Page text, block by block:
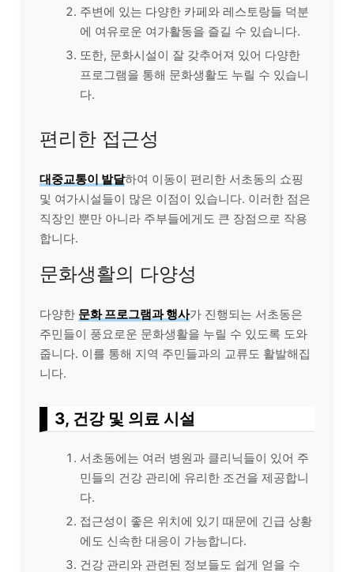
주변에 있는 다양한 카페와 레스토랑들 덕분
에 여유로운 여가활동을 즐길 수 있습니다.
또한, 문화시설이 잘 갖추어져 있어 다양한
프로그램을 통해 문화생활도 누릴 수 있습니
다.
편리한 접근성
대중교통이 발달하여 이동이 편리한 서초동의 쇼핑
및 여가시설들이 많은 이점이 있습니다. 이러한 점은
직장인 뿐만 아니라 주부들에게도 큰 장점으로 작용
합니다.
문화생활의 다양성
다양한 문화 프로그램과 행사가 진행되는 서초동은
주민들이 풍요로운 문화생활을 누릴 수 있도록 도와
줍니다. 이를 통해 지역 주민들과의 교류도 활발해집
니다.
3, 건강 및 의료 시설
서초동에는 여러 병원과 클리닉들이 있어 주
민들의 건강 관리에 유리한 조건을 제공합니
다.
접근성이 좋은 위치에 있기 때문에 긴급 상황
에도 신속한 대응이 가능합니다.
건강 관리와 관련된 정보들도 쉽게 얻을 수